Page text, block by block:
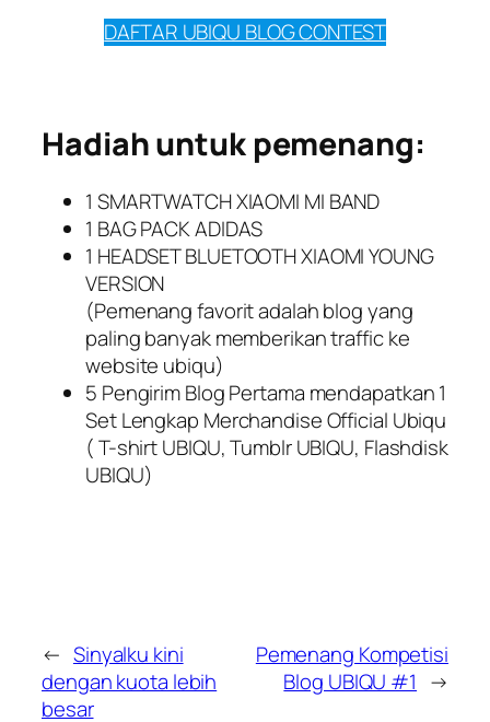
DAFTAR UBIQU BLOG CONTEST
Hadiah untuk pemenang:
1 SMARTWATCH XIAOMI MI BAND
1 BAG PACK ADIDAS
1 HEADSET BLUETOOTH XIAOMI YOUNG
VERSION
(Pemenang favorit adalah blog yang
paling banyak memberikan traffic ke
website ubiqu)
5 Pengirim Blog Pertama mendapatkan 1
Set Lengkap Merchandise Official Ubiqu
( T-shirt UBIQU, Tumblr UBIQU, Flashdisk
UBIQU)
← Sinyalku kini
dengan kuota lebih
besar
Pemenang Kompetisi
Blog UBIQU #1 →